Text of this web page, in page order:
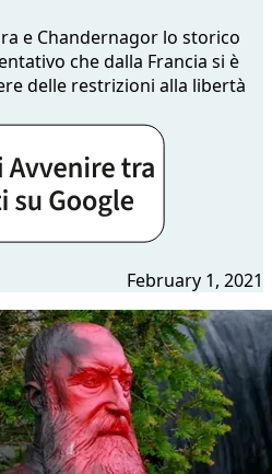
e Chandernagor lo storico
che dalla Francia si è
delle restrizioni alla libertà
February 1, 2021